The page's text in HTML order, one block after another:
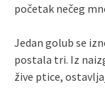
početak nečeg
Jedan golub se
postala tri. Iz
žive ptice,